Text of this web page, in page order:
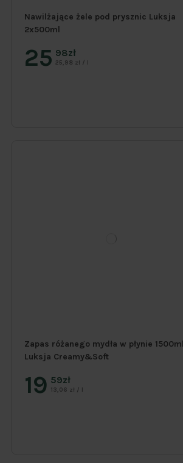
Nawilżające żele pod prysznic Luksja
2x500ml
25 98zł
25,98 zł / l
Zapas różanego mydła w płynie 1500ml
Luksja Creamy&Soft
19 59zł
13,06 zł / l